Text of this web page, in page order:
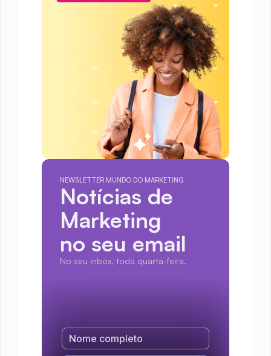
NEWSLETTER MUNDO DO MARKETING
Notícias de
Marketing
no seu email
No seu inbox, toda quarta-feira.